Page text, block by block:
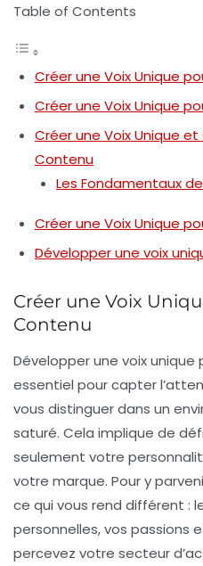
Table of Contents
Créer une Voix Unique
Créer une Voix Unique
Créer une Voix Unique
Contenu
Les Fondamentaux
Créer une Voix Unique
Développer une voix
Créer une Voix
Contenu
Développer une voix unique
essentiel pour capter
vous distinguer dans un
saturé. Cela implique de
seulement votre
votre marque. Pour y
ce qui vous rend différent :
personnelles, vos passions
percevez votre secteur